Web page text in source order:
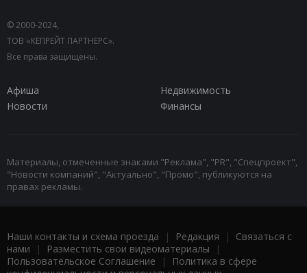
© 2000-2024,
ТОВ «КЕПРЕЙТ ПАРТНЕРС».
Все права защищены.
Афиша
Недвижимость
Новости
Финансы
Материалы, отмеченные знаками "Реклама", "PR", "Спецпроект",
"Новости компаний", "Актуально", "Промо", публикуются на
правах рекламы.
Наши контакты и схема проезда | Редакция | Связаться с
нами | Разместить свои видеоматериалы |
Пользовательское Соглашение |
Политика в сфере